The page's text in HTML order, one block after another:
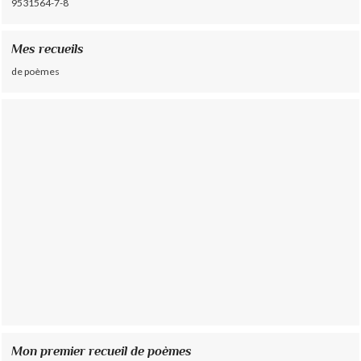
9531564-7-8
Mes recueils
de poèmes
Mon premier recueil de poèmes